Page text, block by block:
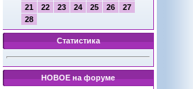
21
22 23 24 25 26
27
28
Статистика
НОВОЕ на форуме